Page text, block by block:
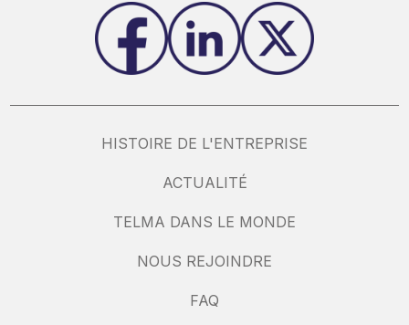
HISTOIRE DE L'ENTREPRISE
ACTUALITÉ
TELMA DANS LE MONDE
NOUS REJOINDRE
FAQ